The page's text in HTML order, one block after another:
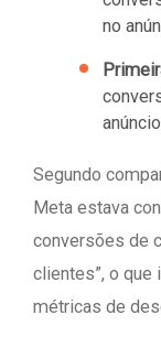
no
Segundo
Meta estava
conversões de
clientes”, o que
métricas de